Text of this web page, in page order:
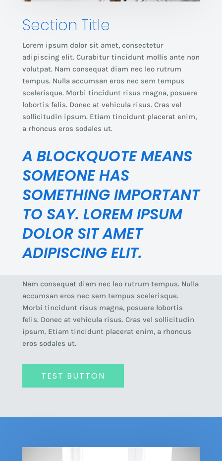
Section Title
Lorem ipsum dolor sit amet, consectetur
adipiscing elit. Curabitur tincidunt mollis ante non
volutpat. Nam consequat diam nec leo rutrum
tempus. Nulla accumsan eros nec sem tempus
scelerisque. Morbi tincidunt risus magna, posuere
lobortis felis. Donec at vehicula risus. Cras vel
sollicitudin ipsum. Etiam tincidunt placerat enim,
a rhoncus eros sodales ut.
A BLOCKQUOTE MEANS
SOMEONE HAS
SOMETHING IMPORTANT
TO SAY. LOREM IPSUM
DOLOR SIT AMET
ADIPISCING ELIT.
Nam consequat diam nec leo rutrum tempus. Nulla
accumsan eros nec sem tempus scelerisque.
Morbi tincidunt risus magna, posuere lobortis
felis. Donec at vehicula risus. Cras vel sollicitudin
ipsum. Etiam tincidunt placerat enim, a rhoncus
eros sodales ut.
TEST BUTTON